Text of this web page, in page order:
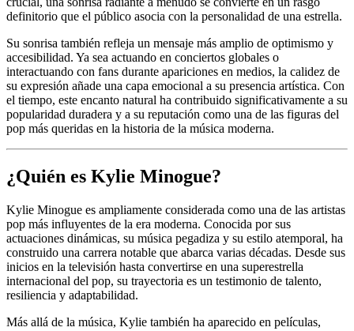
definitorio que el público asocia con la personalidad de una estrella.
Su sonrisa también refleja un mensaje más amplio de optimismo y
accesibilidad. Ya sea actuando en conciertos globales o
interactuando con fans durante apariciones en medios, la calidez de
su expresión añade una capa emocional a su presencia artística. Con
el tiempo, este encanto natural ha contribuido significativamente a su
popularidad duradera y a su reputación como una de las figuras del
pop más queridas en la historia de la música moderna.
¿Quién es Kylie Minogue?
Kylie Minogue es ampliamente considerada como una de las artistas
pop más influyentes de la era moderna. Conocida por sus
actuaciones dinámicas, su música pegadiza y su estilo atemporal, ha
construido una carrera notable que abarca varias décadas. Desde sus
inicios en la televisión hasta convertirse en una superestrella
internacional del pop, su trayectoria es un testimonio de talento,
resiliencia y adaptabilidad.
Más allá de la música, Kylie también ha aparecido en películas,